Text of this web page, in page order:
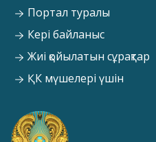
Портал туралы
Кері байланыс
Жиі қойылатын сұрақтар
ҚК мүшелері үшін